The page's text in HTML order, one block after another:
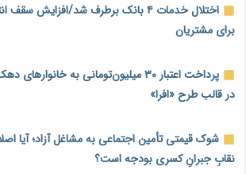
آغاز اجرای پایلوت «ردا کارت» برای دانشجویان
محدودیت تازه برای شبکه بانکی؛ افزایش سپرده
کنترل تورم
ترمز تولید خودرو کشیده
سایپا و پارس‌خودرو
اختلال خدمات ۴ بانک برطرف شد/افزایش
برای مشتریان
پرداخت اعتبار ۳۰ میلیون‌تومانی به
در قالب طرح «افرا»
شوک قیمتی تأمین اجتماعی به مشاغل آزاد؛ آیا
نقابِ جبرانِ کسری بودجه است؟